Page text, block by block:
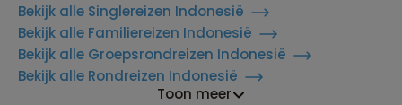
Bekijk alle Singlereizen Indonesië
Bekijk alle Familiereizen Indonesië
Bekijk alle Groepsrondreizen Indonesië
Bekijk alle Rondreizen Indonesië
Toon meer